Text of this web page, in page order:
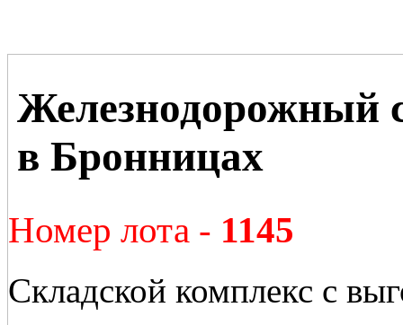
Железнодорожный
в Бронницах
Номер лота - 1145
Складской комплекс с